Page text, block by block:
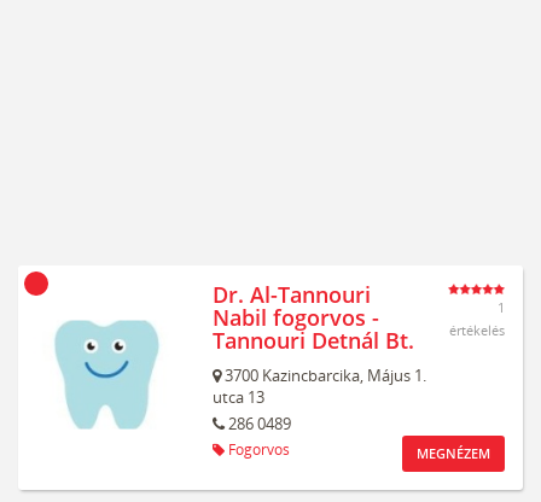
Dr. Al-Tannouri
Nabil fogorvos -
Tannouri Detnál Bt.
3700 Kazincbarcika, Május 1.
utca 13
286 0489
Fogorvos
1
értékelés
MEGNÉZEM